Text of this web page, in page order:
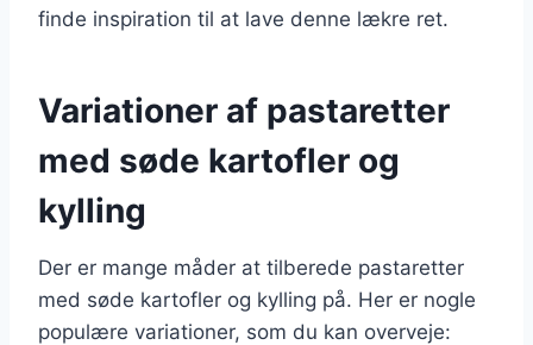
finde inspiration til at lave denne lækre ret.
Variationer af pastaretter
med søde kartofler og
kylling
Der er mange måder at tilberede pastaretter
med søde kartofler og kylling på. Her er nogle
populære variationer, som du kan overveje: